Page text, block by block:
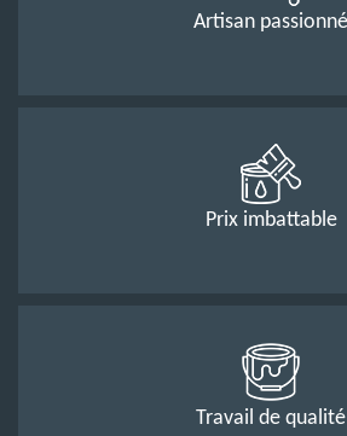
Artisan passionné
Prix imbattable
Travail de qualité